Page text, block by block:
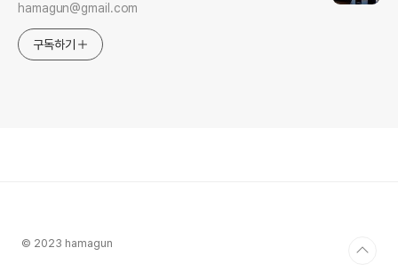
hamagun@gmail.com
구독하기
© 2023 hamagun